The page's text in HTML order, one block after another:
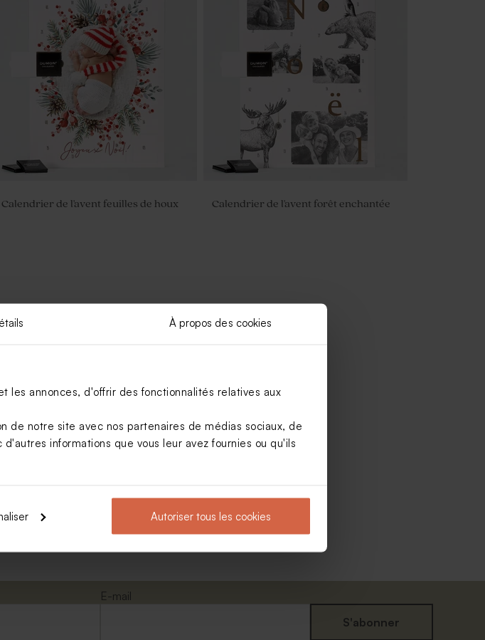
À propos des cookies
les annonces, d'offrir des fonctionnalités relatives aux
de notre site avec nos partenaires de médias sociaux, de
informations que vous leur avez fournies ou qu'ils
Autoriser tous les cookies
Calendrier de l'avent feuilles de houx Calendrier de l'avent forêt enchantée
Calendrier de l'avent
E-mail
S'abonner